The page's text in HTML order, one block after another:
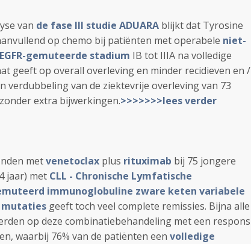
van de fase III studie ADUARA blijkt dat Tyrosine
op chemo bij patiënten met operabele niet-
EGFR-gemuteerde stadium IB tot IIIA na volledige
geeft op overall overleving en minder recidieven en /
verdubbeling van de ziektevrije overleving van 73
extra bijwerkingen.>>>>>>>lees verder
metvenetoclax plus rituximab bij 75 jongere
jaar) met CLL - Chronische Lymfatische
immunoglobuline zware keten variabele
mutaties geeft toch veel complete remissies. Bijna alle
op deze combinatiebehandeling met een respons
waarbij 76% van de patiënten een volledige